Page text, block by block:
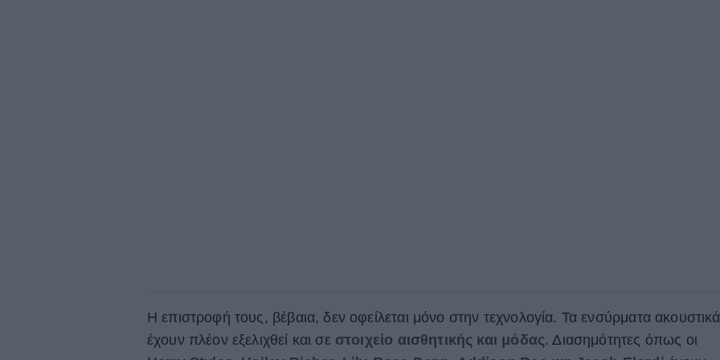
Η επιστροφή τους, βέβαια, δεν οφείλεται μόνο στην τεχνολογία. Τα ενσύρματα ακουστικά
έχουν πλέον εξελιχθεί και σε στοιχείο αισθητικής και μόδας. Διασημότητες όπως οι